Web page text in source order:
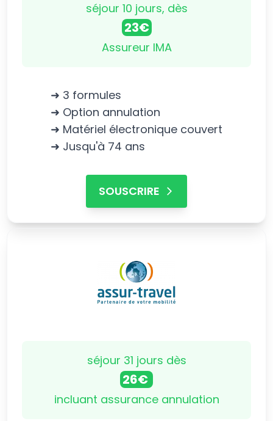
séjour 10 jours, dès
23€
Assureur IMA
➜ 3 formules
➜ Option annulation
➜ Matériel électronique couvert
➜ Jusqu'à 74 ans
SOUSCRIRE
séjour 31 jours dès
26€
incluant assurance annulation